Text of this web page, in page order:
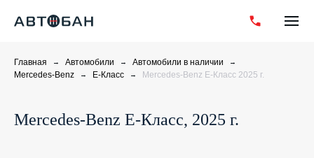
Главная Автомобили
Автомобили в наличии
Mercedes-Benz
E-Класс Mercedes-Benz E-Класс 2025 г.
Mercedes-Benz E-Класс, 2025 г.